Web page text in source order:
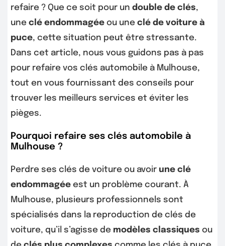
refaire ? Que ce soit pour un double de clés,
une clé endommagée ou une clé de voiture à
puce, cette situation peut être stressante.
Dans cet article, nous vous guidons pas à pas
pour refaire vos clés automobile à Mulhouse,
tout en vous fournissant des conseils pour
trouver les meilleurs services et éviter les
pièges.
Pourquoi refaire ses clés automobile à
Mulhouse ?
Perdre ses clés de voiture ou avoir une clé
endommagée est un problème courant. À
Mulhouse, plusieurs professionnels sont
spécialisés dans la reproduction de clés de
voiture, qu’il s’agisse de modèles classiques ou